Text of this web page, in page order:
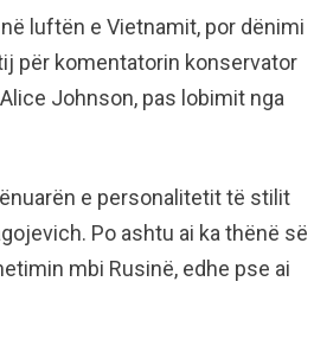
luftën e Vietnamit, por dënimi
për komentatorin konservator
Johnson, pas lobimit nga
e personalitetit të stilit
Po ashtu ai ka thënë së
mbi Rusinë, edhe pse ai